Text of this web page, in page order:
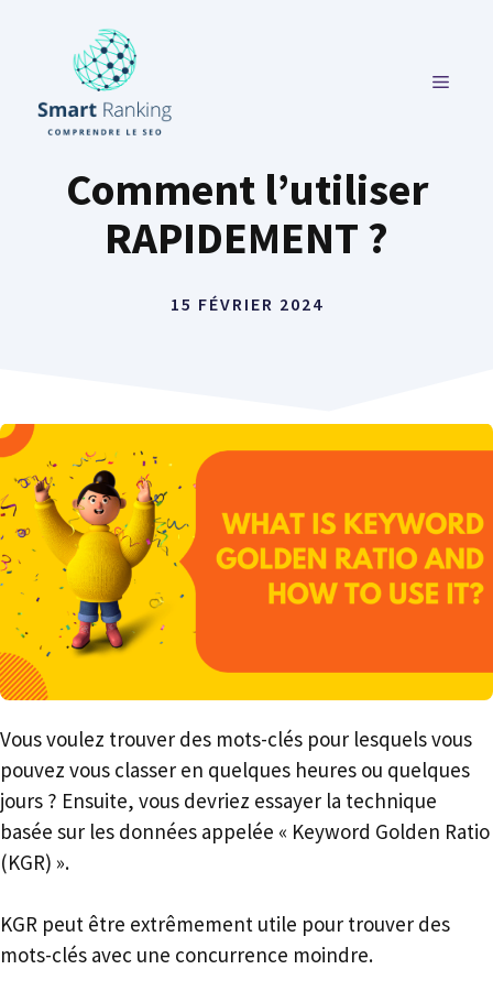
MENU
Comment l’utiliser
RAPIDEMENT ?
15 FÉVRIER 2024
Vous voulez trouver des mots-clés pour lesquels vous
pouvez vous classer en quelques heures ou quelques
jours ? Ensuite, vous devriez essayer la technique
basée sur les données appelée « Keyword Golden Ratio
(KGR) ».
KGR peut être extrêmement utile pour trouver des
mots-clés avec une concurrence moindre.